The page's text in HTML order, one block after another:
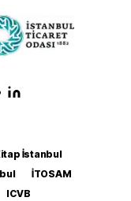
İstanbul
İTOSAM
ICVB